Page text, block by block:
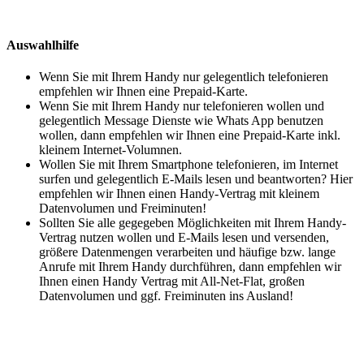
Auswahlhilfe
Wenn Sie mit Ihrem Handy nur gelegentlich telefonieren
empfehlen wir Ihnen eine Prepaid-Karte.
Wenn Sie mit Ihrem Handy nur telefonieren wollen und
gelegentlich Message Dienste wie Whats App benutzen
wollen, dann empfehlen wir Ihnen eine Prepaid-Karte inkl.
kleinem Internet-Volumnen.
Wollen Sie mit Ihrem Smartphone telefonieren, im Internet
surfen und gelegentlich E-Mails lesen und beantworten? Hier
empfehlen wir Ihnen einen Handy-Vertrag mit kleinem
Datenvolumen und Freiminuten!
Sollten Sie alle gegegeben Möglichkeiten mit Ihrem Handy-
Vertrag nutzen wollen und E-Mails lesen und versenden,
größere Datenmengen verarbeiten und häufige bzw. lange
Anrufe mit Ihrem Handy durchführen, dann empfehlen wir
Ihnen einen Handy Vertrag mit All-Net-Flat, großen
Datenvolumen und ggf. Freiminuten ins Ausland!